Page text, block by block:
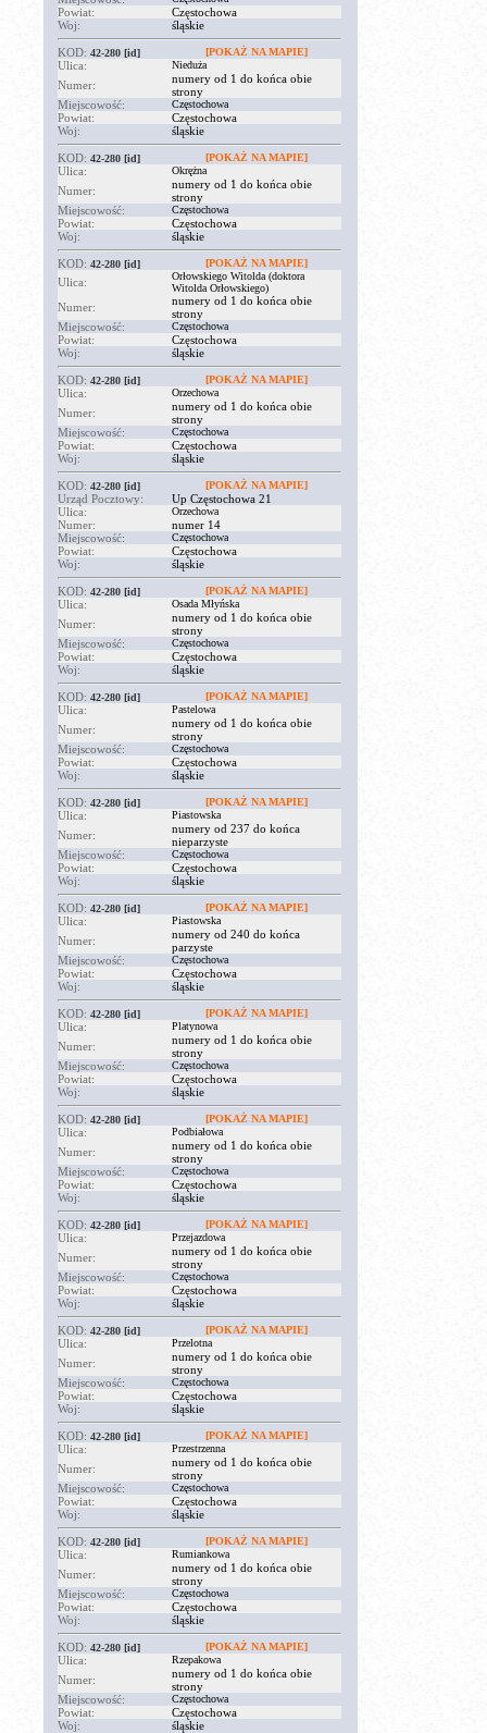
Powiat:
Częstochowa
Woj:
śląskie
KOD: 42-280 [id] [POKAŻ NA MAPIE]
Ulica: Nieduża
Numer:
numery od 1 do końca obie
strony
Miejscowość:
Częstochowa
Powiat:
Częstochowa
Woj:
śląskie
KOD: 42-280 [id] [POKAŻ NA MAPIE]
Ulica: Okrężna
Numer:
numery od 1 do końca obie
strony
Miejscowość:
Częstochowa
Powiat:
Częstochowa
Woj:
śląskie
KOD: 42-280 [id] [POKAŻ NA MAPIE]
Ulica:
Orłowskiego Witolda (doktora
Witolda Orłowskiego)
Numer:
numery od 1 do końca obie
strony
Miejscowość:
Częstochowa
Powiat:
Częstochowa
Woj:
śląskie
KOD: 42-280 [id] [POKAŻ NA MAPIE]
Ulica: Orzechowa
Numer:
numery od 1 do końca obie
strony
Miejscowość:
Częstochowa
Powiat:
Częstochowa
Woj:
śląskie
KOD: 42-280 [id] [POKAŻ NA MAPIE]
Urząd Pocztowy:
Up Częstochowa 21
Ulica:
Orzechowa
Numer:
numer 14
Miejscowość:
Częstochowa
Powiat:
Częstochowa
Woj:
śląskie
KOD: 42-280 [id] [POKAŻ NA MAPIE]
Ulica: Osada Młyńska
Numer:
numery od 1 do końca obie
strony
Miejscowość:
Częstochowa
Powiat:
Częstochowa
Woj:
śląskie
KOD: 42-280 [id] [POKAŻ NA MAPIE]
Ulica: Pastelowa
Numer:
numery od 1 do końca obie
strony
Miejscowość:
Częstochowa
Powiat:
Częstochowa
Woj:
śląskie
KOD: 42-280 [id] [POKAŻ NA MAPIE]
Ulica: Piastowska
Numer:
numery od 237 do końca
nieparzyste
Miejscowość:
Częstochowa
Powiat:
Częstochowa
Woj:
śląskie
KOD: 42-280 [id] [POKAŻ NA MAPIE]
Ulica: Piastowska
Numer:
numery od 240 do końca
parzyste
Miejscowość:
Częstochowa
Powiat:
Częstochowa
Woj:
śląskie
KOD: 42-280 [id] [POKAŻ NA MAPIE]
Ulica: Platynowa
Numer:
numery od 1 do końca obie
strony
Miejscowość:
Częstochowa
Powiat:
Częstochowa
Woj:
śląskie
KOD: 42-280 [id] [POKAŻ NA MAPIE]
Ulica: Podbiałowa
Numer:
numery od 1 do końca obie
strony
Miejscowość:
Częstochowa
Powiat:
Częstochowa
Woj:
śląskie
KOD: 42-280 [id] [POKAŻ NA MAPIE]
Ulica: Przejazdowa
Numer:
numery od 1 do końca obie
strony
Miejscowość:
Częstochowa
Powiat:
Częstochowa
Woj:
śląskie
KOD: 42-280 [id] [POKAŻ NA MAPIE]
Ulica: Przelotna
Numer:
numery od 1 do końca obie
strony
Miejscowość:
Częstochowa
Powiat:
Częstochowa
Woj:
śląskie
KOD: 42-280 [id] [POKAŻ NA MAPIE]
Ulica: Przestrzenna
Numer:
numery od 1 do końca obie
strony
Miejscowość:
Częstochowa
Powiat:
Częstochowa
Woj:
śląskie
KOD: 42-280 [id] [POKAŻ NA MAPIE]
Ulica: Rumiankowa
Numer:
numery od 1 do końca obie
strony
Miejscowość:
Częstochowa
Powiat:
Częstochowa
Woj:
śląskie
KOD: 42-280 [id] [POKAŻ NA MAPIE]
Ulica: Rzepakowa
Numer:
numery od 1 do końca obie
strony
Miejscowość:
Częstochowa
Powiat:
Częstochowa
Woj:
śląskie